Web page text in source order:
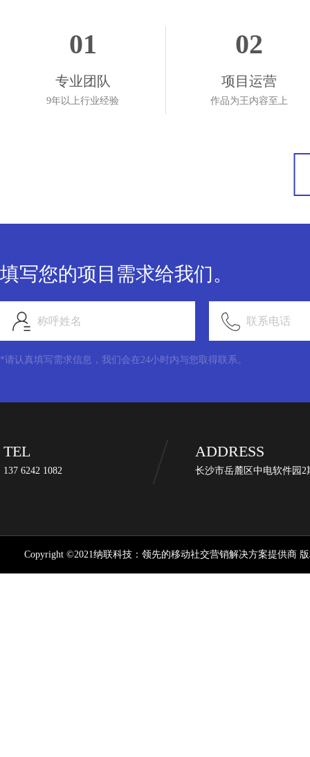
01
专业团队
9年以上行业经验
02
项目运营
作品为王内容至上
填写您的项目需求给我们。
称呼姓名 联系电话
*请认真填写需求信息，我们会在24小时内与您取得联系。
TEL
137 6242 1082
ADDRESS
长沙市岳麓区中电软件园2
Copyright ©2021纳联科技：领先的移动社交营销解决方案提供商